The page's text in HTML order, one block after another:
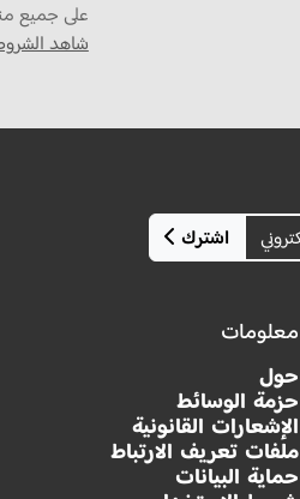
على جميع
شاهد
اشترك
معلومات
حول
حزمة الوسائط
الإشعارات القانونية
ملفات تعريف الارتباط
حماية البيانات